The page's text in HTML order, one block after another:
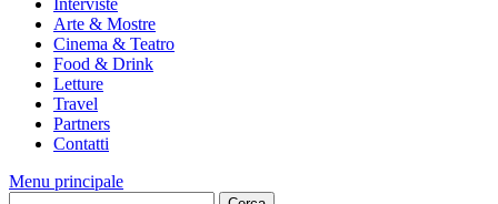
Interviste
Arte & Mostre
Cinema & Teatro
Food & Drink
Letture
Travel
Partners
Contatti
Menu principale